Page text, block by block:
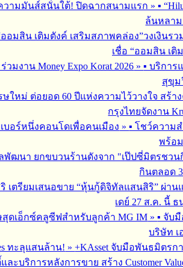
วามมันส์สนั่นใต้! ปิดฉากสนามแรก » ▪︎
ล้นหลาม
อมสิน เติมตังค์ เสริมสภาพคล่อง”วงเงินรว
เชื่อ “ออมสิน เติ
มงาน Money Expo Korat 2026 »▪︎ บริกา
สุขุม
ษใหม่ ต่อยอด 60 ปีแห่งความไว้วางใจ สร้
กรุงไทยจัดงาน
บอร์หนึ่งคอนโดเพื่อคนเมือง »▪︎ โชว์ความ
พร้อ
พัฒนา ยกขบวนร้านดังจาก "เป๊ปซี่มิตรชว
กินตลอด
เตรียมเสนอขาย “หุ้นกู้ดิจิทัลแสนสิริ” ผ่าน
เดย์ 27 ส.ค. นี้
สุดเอ็กซ์คลูซีฟสำหรับลูกค้า MG IM »▪︎ จับ
บริษัท เ
ทะลุแสนล้าน! »+KAsset จับมือพันธมิตรการ
บริการหลังการขาย สร้าง Customer